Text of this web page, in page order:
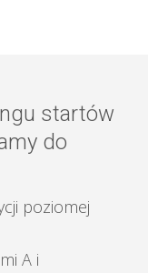
startów
do
poziomej
A i